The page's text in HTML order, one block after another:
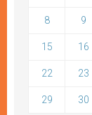
8 9
15 16
22 23
29 30